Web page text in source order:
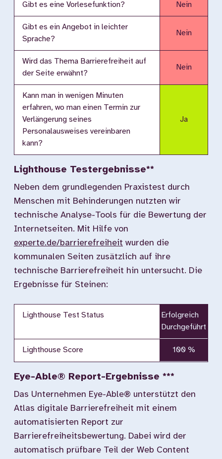
Gibt es eine Vorlesefunktion? Nein
Gibt es ein Angebot in leichter
Sprache?
Nein
Wird das Thema Barrierefreiheit auf
der Seite erwähnt?
Nein
Kann man in wenigen Minuten
erfahren, wo man einen Termin zur
Verlängerung seines
Personalausweises vereinbaren
kann?
Ja
Lighthouse Testergebnisse**
Neben dem grundlegenden Praxistest durch
Menschen mit Behinderungen nutzten wir
technische Analyse-Tools für die Bewertung der
Internetseiten. Mit Hilfe von
experte.de/barrierefreiheit wurden die
kommunalen Seiten zusätzlich auf ihre
technische Barrierefreiheit hin untersucht. Die
Ergebnisse für Steinen:
Lighthouse Test Status
Erfolgreich
Durchgeführt
Lighthouse Score 100 %
Eye-Able® Report-Ergebnisse ***
Das Unternehmen Eye-Able® unterstützt den
Atlas digitale Barrierefreiheit mit einem
automatisierten Report zur
Barrierefreiheitsbewertung. Dabei wird der
automatisch prüfbare Teil der Web Content